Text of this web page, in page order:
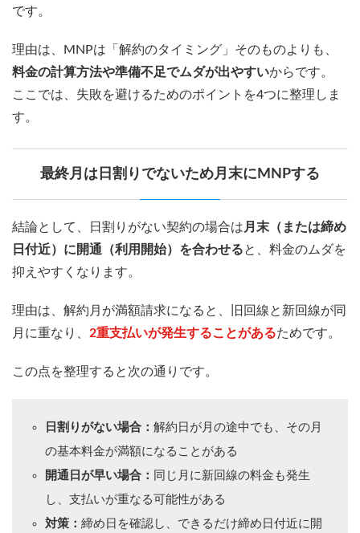
です。
理由は、MNPは「解約のタイミング」そのものよりも、
料金の計算方法や準備不足でムダが出やすいからです。
ここでは、失敗を避けるためのポイントを4つに整理しま
す。
最終月は日割りでないため月末にMNPする
結論として、日割りがない契約の場合は 月末（または締め
日付近）に開通（利用開始）を合わせると、料金のムダを
抑えやすくなります。
理由は、解約月が満額請求になると、旧回線と新回線が同
月に重なり、 2重支払いが発生することがあるためです。
この点を整理すると次の通りです。
日割りがない場合： 解約日が月の途中でも、その月
の基本料金が満額になることがある
開通日が早い場合： 同じ月に新回線の料金も発生
し、支払いが重なる可能性がある
対策： 締め日を確認し、できるだけ締め日付近に開